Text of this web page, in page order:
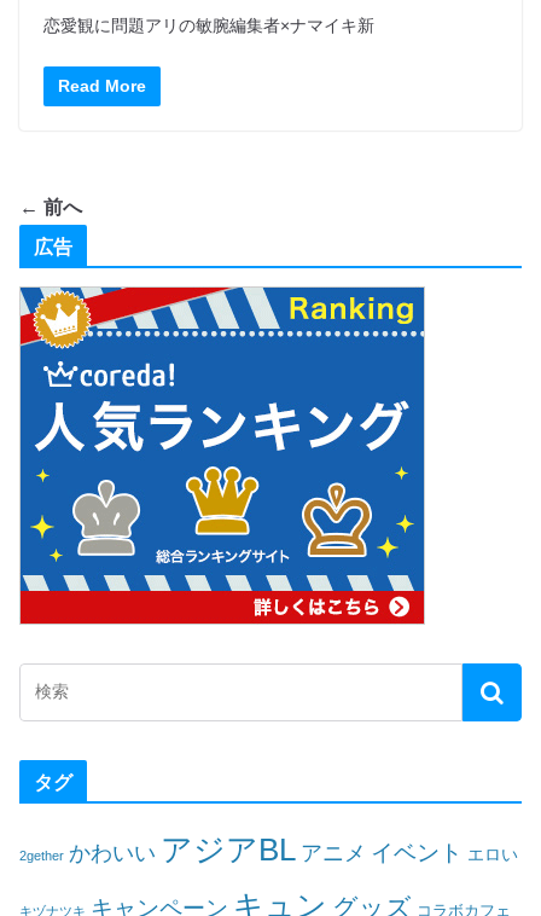
恋愛観に問題アリの敏腕編集者×ナマイキ新
Read More
← 前へ
広告
タグ
2gether かわいい アジアBL アニメ イベント エロい
キヅナツキ キャンペーン キュン グッズ コラボカフェ